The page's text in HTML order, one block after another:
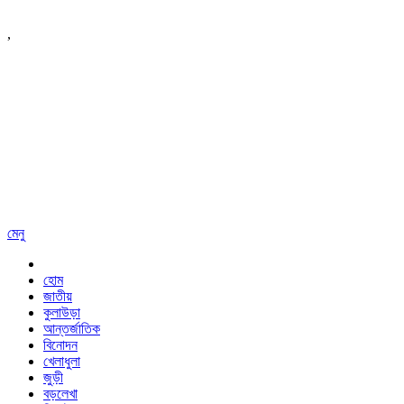
,
মেনু
হোম
জাতীয়
কুলাউড়া
আন্তর্জাতিক
বিনোদন
খেলাধুলা
জুড়ী
বড়লেখা